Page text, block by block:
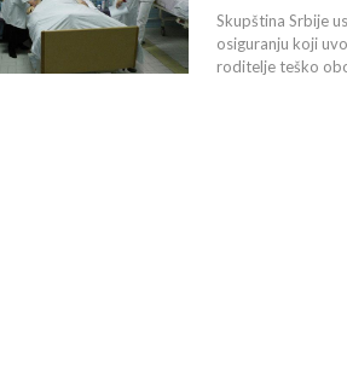
Skupština Srbije
osiguranju koji
roditelje teško